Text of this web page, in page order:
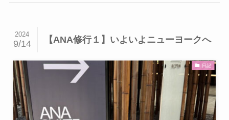
【ANA修行１】いよいよニューヨークへ
2024
9/14
日記